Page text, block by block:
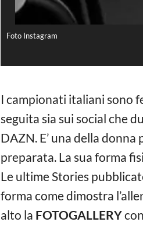
Foto Instagram
I campionati italiani sono
seguita sia sui social che
DAZN. E’ una della
preparata. La sua forma
Le ultime Stories
forma come dimostra
alto la FOTOGALLERY